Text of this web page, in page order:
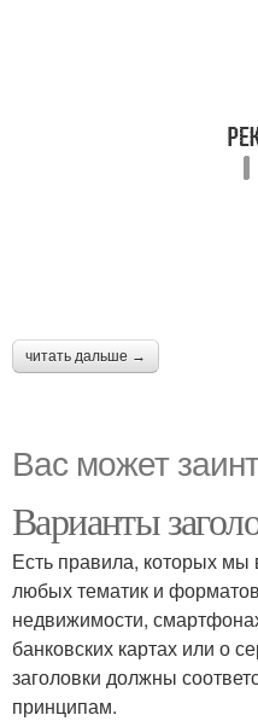
читать дальше →
Вас может
Варианты
Есть правила, которых
любых тематик и
недвижимости,
банковских картах или о
заголовки должны
принципам.